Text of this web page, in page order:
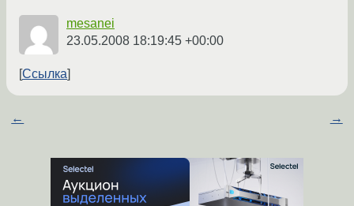
mesanei
23.05.2008 18:19:45 +00:00
Ссылка
← →